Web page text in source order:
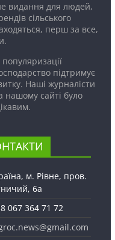
видання для людей,
сільського
перш за все,
підтримує
Наші журналісти
нашому сайті було
м. Рівне, пров.
6а
067 364 71 72